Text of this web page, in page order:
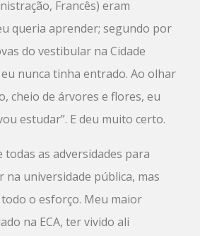
Francês) eram
queria aprender; segundo por
do vestibular na Cidade
nunca tinha entrado. Ao olhar
cheio de árvores e flores, eu
estudar”. E deu muito certo.
todas as adversidades para
universidade pública, mas
o esforço. Meu maior
na ECA, ter vivido ali